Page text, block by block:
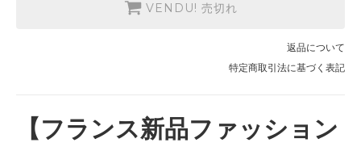
VENDU! 売切れ
返品について
特定商取引法に基づく表記
【フランス新品ファッション